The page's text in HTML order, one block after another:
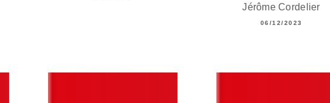
Jérôme Cordelier
06/12/2023